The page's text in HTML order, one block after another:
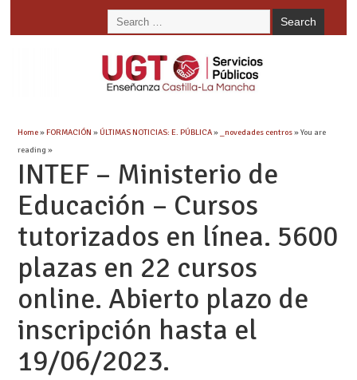
Home»FORMACIÓN »ÚLTIMAS NOTICIAS: E. PÚBLICA» _novedades centros» You are
reading »
INTEF – Ministerio de
Educación – Cursos
tutorizados en línea. 5600
plazas en 22 cursos
online. Abierto plazo de
inscripción hasta el
19/06/2023.